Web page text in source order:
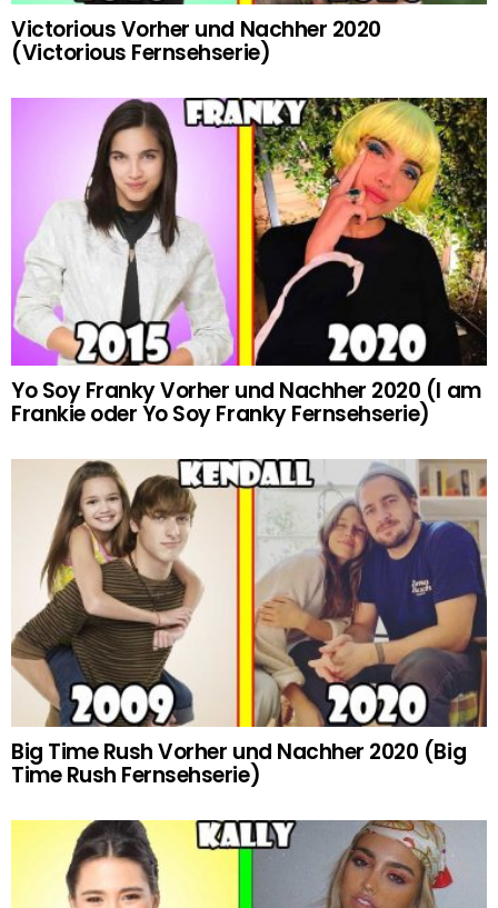
Victorious Vorher und Nachher 2020
(Victorious Fernsehserie)
Yo Soy Franky Vorher und Nachher 2020 (I am
Frankie oder Yo Soy Franky Fernsehserie)
Big Time Rush Vorher und Nachher 2020 (Big
Time Rush Fernsehserie)